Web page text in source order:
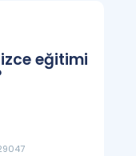
eğitimi